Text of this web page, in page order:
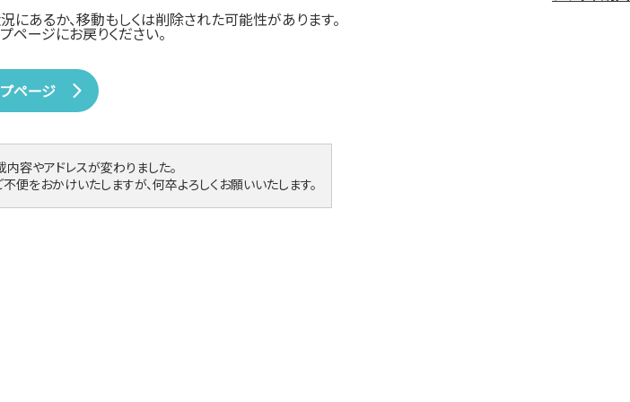
にあるか、移動もしくは削除された可能性があります。
ページにお戻りください。
プページ
内容やアドレスが変わりました。
便をおかけいたしますが、何卒よろしくお願いいたします。